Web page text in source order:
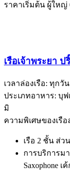
ราคาเริ่มต้น ผู้ใหญ่
เรือเจ้าพระยา
เวลาล่องเรือ: ทุกวัน
ประเภทอาหาร: บุ
มิ
ความพิเศษของเรื
เรือ 2 ชั้น ส่ว
การบริการม
Saxophone